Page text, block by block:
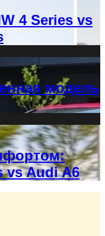
4 Series vs
модель
vs Audi A6